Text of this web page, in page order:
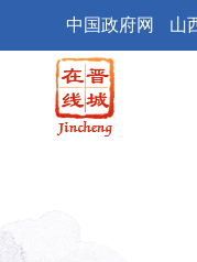
中国政府网 山